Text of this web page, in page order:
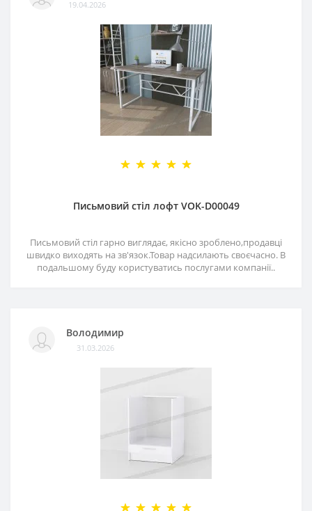
19.04.2026
Письмовий стіл лофт VOK-D00049
Письмовий стіл гарно виглядає, якісно зроблено,продавці
швидко виходять на зв'язок.Товар надсилають своєчасно. В
подальшому буду користуватись послугами компанії..
Володимир
31.03.2026